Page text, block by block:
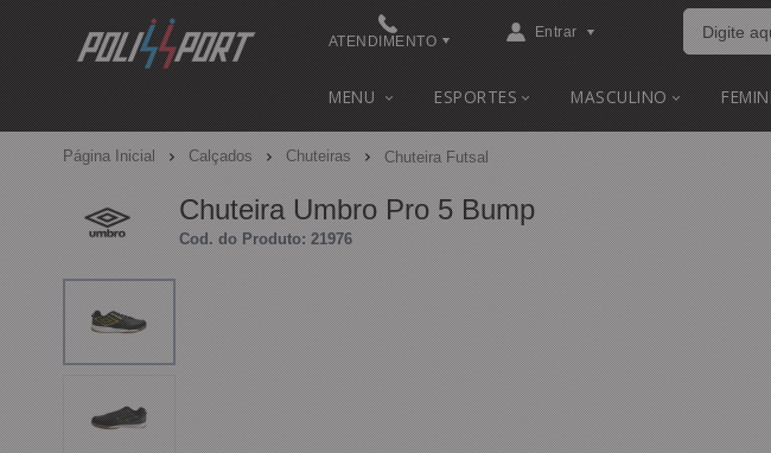
ATENDIMENTO
(48) 3622-0041
(48) 3622-0041
contato@polissport.com.br
Entrar
MENU ESPORTES MASCULINO
Página Inicial Calçados Chuteiras Chuteira Futsal
Chuteira Umbro Pro 5 Bump
Cod. do Produto: 21976